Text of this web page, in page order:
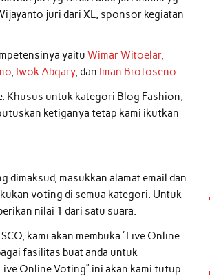
juri dari XL, sponsor kegiatan
yaituWimar Witoelar,
, Iwok Abqary, dan Iman Brotoseno.
Khusus untuk kategori Blog Fashion,
ketiganya tetap kami ikutkan
dimaksud, masukkan alamat email dan
voting di semua kategori. Untuk
nilai 1 dari satu suara.
kami akan membuka “Live Online
fasilitas buat anda untuk
Online Voting” ini akan kami tutup